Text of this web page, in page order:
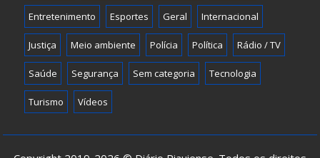
Entretenimento Esportes Geral Internacional
Justiça Meio ambiente Polícia Política Rádio / TV
Saúde Segurança Sem categoria Tecnologia
Turismo Vídeos